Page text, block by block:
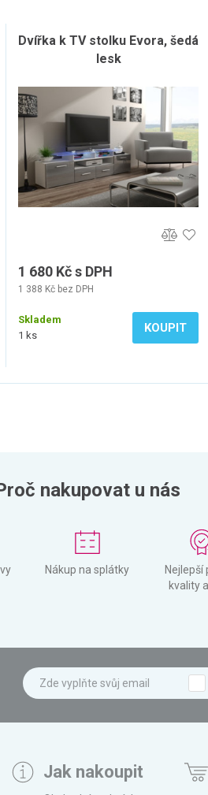
Dvířka k TV stolku Evora, šedá
lesk
1 680 Kč s DPH
1 388 Kč bez DPH
Skladem
1 ks
KOUPIT
nakupovat u nás
Nákup na splátky
Nejlepší
kvality
Jak nakoupit